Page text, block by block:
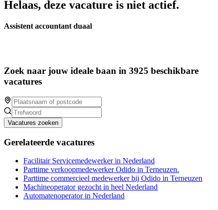
Helaas, deze vacature is niet actief.
Assistent accountant duaal
Zoek naar jouw ideale baan in 3925 beschikbare
vacatures
Vacatures zoeken
Gerelateerde vacatures
Facilitair Servicemedewerker in Nederland
Parttime verkoopmedewerker Odido in Terneuzen.
Parttime commercieel medewerker bij Odido in Terneuzen
Machineoperator gezocht in heel Nederland
Automatenoperator in Nederland